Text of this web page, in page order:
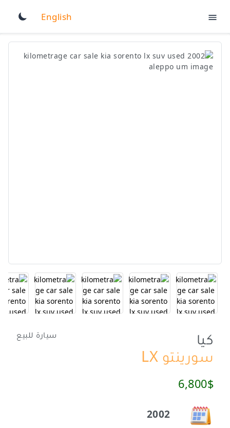
English
كيا سيارة للبيع
سورينتو LX
6,800$
2002